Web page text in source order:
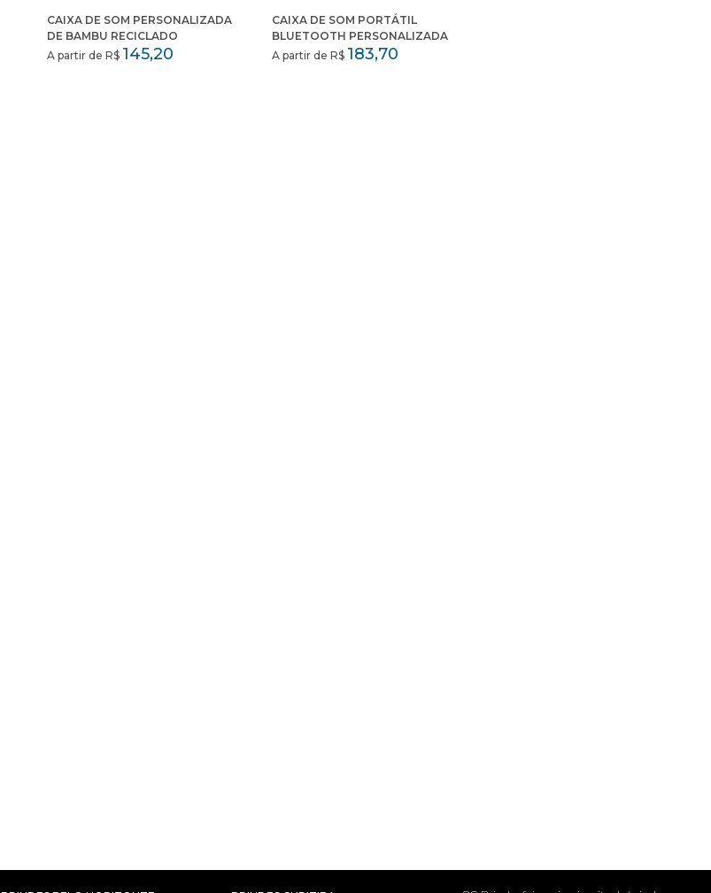
CAIXA DE SOM PERSONALIZADA
DE BAMBU RECICLADO
A partir de R$ 145,20
CAIXA DE SOM PORTÁTIL
BLUETOOTH PERSONALIZADA
A partir de R$ 183,70